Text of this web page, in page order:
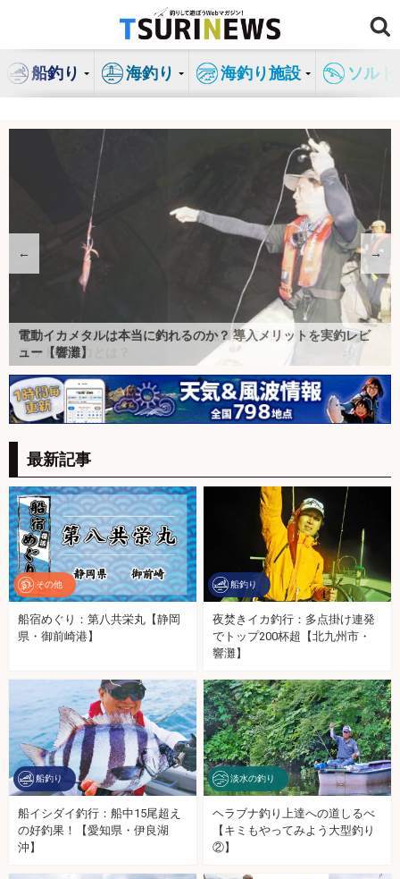
ン
船釣り 海釣り 海釣り施設 ソル
アユルアー釣行で40匹の爆釣！【滋賀】 好釣果を支えたロング
ロッドの威力とは？
電動イカメタルは本当に釣れるのか？ 導入メリットを実釣レビ
ュー【響灘】
釣りができるキャンプ場は本当に魚釣れる？ 釣りのプロが実釣
検証＆キャンプ飯も満喫
船釣りの専門家が「転びにくくなるシャツ」を検証 風速10mの
中で1日船釣りをしてみた
釣り人の特権『イカの沖干し』は寝かせるともっとウマい？ 3種
の保存方法を徹底検証
【釣りの偏光サングラス】おすすめ30選を本気で比較｜コスパ最
強の一本と”後悔しない選び方”（2026年最新）
「ハードコア」シリーズのミノー縛りで良型ヒラスズキを連打
【長崎】ランガンでサラシを攻略！
「テクニカルなゲームでこそ威力発揮！」最新イカメタルロッド
でケンサキイカを攻略【福井】
船長直伝！スルメイカ数釣りを楽しむコツ 最適なタックルと電
動バッテリーがキモ？
NO FISHING, NO WORK 〜嘘みたいな本当の話〜
「釣りの頑固な汚れと臭い諦めてない？」遊漁船でアルカリ電解
水を使ってみたら衝撃の結果に
「釣果がアップする魔法のベルト？」 現役船長がフィッシング
ベルトを愛用する理由とは
【特集】渓流釣りを始めよう！！
釣り好き歓迎！特化型求人情報サービス
LINEで『TSURINEWS』の厳選記事が届く！「アカウントメディ
アプラットフォーム」に新規参画
船釣り情報
釣りカタログギフト
サカナについて、「知識」「魚食」「飼育」のおもしろ情報をお
届け！
← →
最新記事
その他
船宿めぐり：第八共栄丸【静岡
県・御前崎港】
船釣り
夜焚きイカ釣行：多点掛け連発
でトップ200杯超【北九州市・
響灘】
船釣り
船イシダイ釣行：船中15尾超え
の好釣果！【愛知県・伊良湖
沖】
淡水の釣り
ヘラブナ釣り上達への道しるべ
【キミもやってみよう大型釣り
②】